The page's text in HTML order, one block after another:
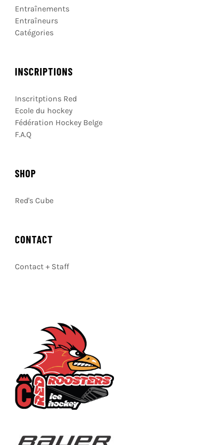
Entraînements
Entraîneurs
Catégories
INSCRIPTIONS
Inscritptions Red
Ecole du hockey
Fédération Hockey Belge
F.A.Q
SHOP
Red's Cube
CONTACT
Contact + Staff